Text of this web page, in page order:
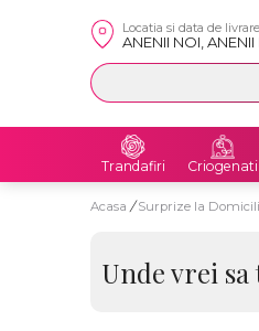
Locatia si data de
ANENII NOI,
Trandafiri Criogenati
Acasa / Surprize la
Unde vrei